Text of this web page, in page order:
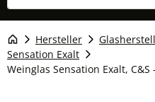
Hersteller
Sensation Exalt
Weinglas Sensation Exalt, C&S